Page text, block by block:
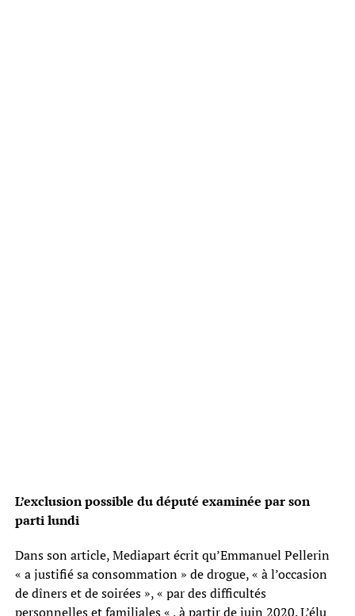
L’exclusion possible du député examinée par son
parti lundi
Dans son article, Mediapart écrit qu’Emmanuel Pellerin
« a justifié sa consommation » de drogue, « à l’occasion
de dîners et de soirées », « par des difficultés
personnelles et familiales « , à partir de juin 2020. L’élu